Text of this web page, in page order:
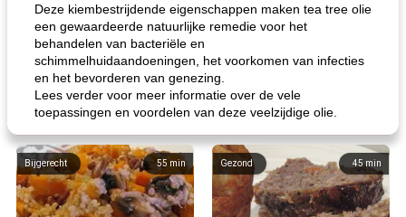
Deze kiembestrijdende eigenschappen maken tea tree olie
een gewaardeerde natuurlijke remedie voor het
behandelen van bacteriële en
schimmelhuidaandoeningen, het voorkomen van infecties
en het bevorderen van genezing.
Lees verder voor meer informatie over de vele
toepassingen en voordelen van deze veelzijdige olie.
55 min
Bijgerecht 45min
Gezond